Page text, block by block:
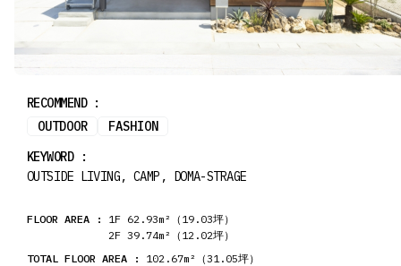
RECOMMEND :
OUTDOOR
FASHION
KEYWORD :
OUTSIDE LIVING, CAMP, DOMA-STRAGE
FLOOR AREA : 1F 62.93m²（19.03坪）
2F 39.74m²（12.02坪）
TOTAL FLOOR AREA : 102.67m²（31.05坪）